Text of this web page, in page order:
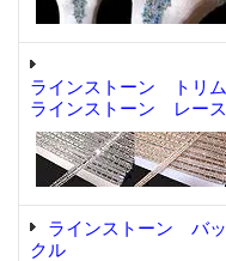
ラインストーン トリム
ラインストーン レース
ラインストーン バッ
クル